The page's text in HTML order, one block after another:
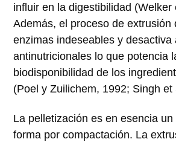
influir en la digestibilidad (Welker
Además, el proceso de extrusión
enzimas indeseables y desactiva
antinutricionales lo que potencia
biodisponibilidad de los
(Poel y Zuilichem, 1992; Singh et
La pelletización es en esencia
forma por compactación. La